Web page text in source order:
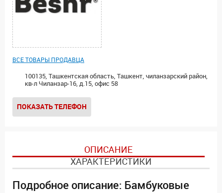
ВСЕ ТОВАРЫ ПРОДАВЦА
100135, Ташкентская область, Ташкент, чиланзарский район,
кв-л Чиланзар-16, д.15, офис 58
ПОКАЗАТЬ ТЕЛЕФОН
ОПИСАНИЕ
ХАРАКТЕРИСТИКИ
Подробное описание: Бамбуковые